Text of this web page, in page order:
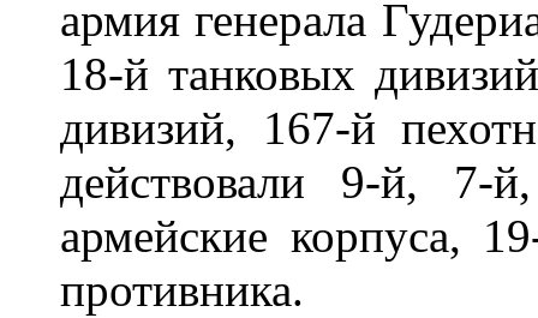
армия генерала
18-й танковых
дивизий, 167-й
действовали 9-й,
армейские корпуса,
противника.